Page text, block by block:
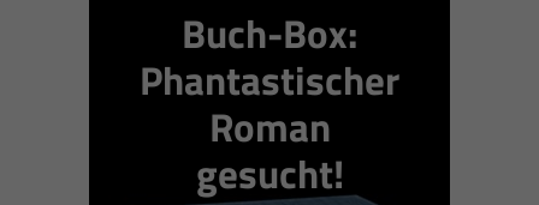
Buch-Box:
Phantastischer
Roman
gesucht!